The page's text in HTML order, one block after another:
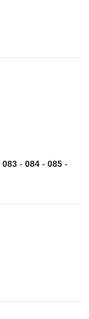
083 - 084 - 085 -